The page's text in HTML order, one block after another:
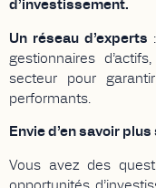
d’investissement.
Un réseau d’experts
gestionnaires
secteur pour
performants.
Envie d’en savoir
Vous avez des